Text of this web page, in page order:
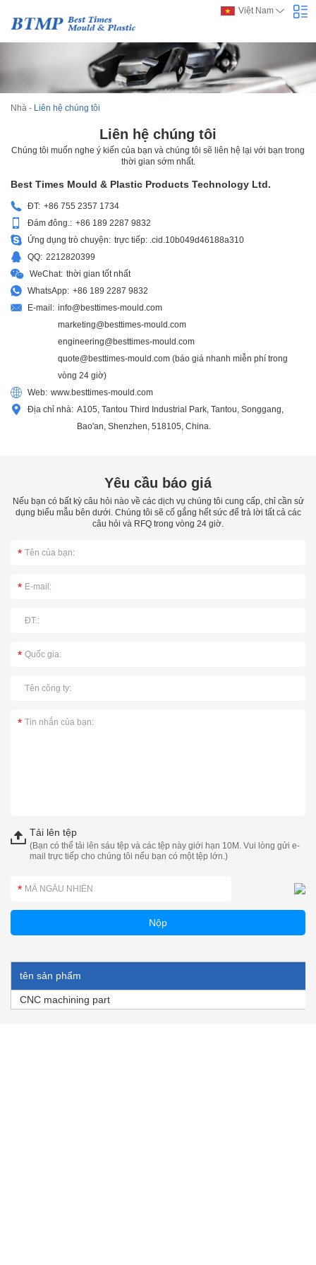
Việt Nam
Nhà - Liên hệ chúng tôi
Liên hệ chúng tôi
Chúng tôi muốn nghe ý kiến của bạn và chúng tôi sẽ liên hệ lại với bạn trong
thời gian sớm nhất.
Best Times Mould & Plastic Products Technology Ltd.
ĐT: +86 755 2357 1734
Đám đông.: +86 189 2287 9832
Ứng dụng trò chuyện: trực tiếp: .cid.10b049d46188a310
QQ: 2212820399
WeChat: thời gian tốt nhất
WhatsApp: +86 189 2287 9832
E-mail: info@besttimes-mould.com
marketing@besttimes-mould.com
engineering@besttimes-mould.com
quote@besttimes-mould.com (báo giá nhanh miễn phí trong
vòng 24 giờ)
Web: www.besttimes-mould.com
Địa chỉ nhà: A105, Tantou Third Industrial Park, Tantou, Songgang,
Bao'an, Shenzhen, 518105, China.
Yêu cầu báo giá
Nếu bạn có bất kỳ câu hỏi nào về các dịch vụ chúng tôi cung cấp, chỉ cần sử
dụng biểu mẫu bên dưới. Chúng tôi sẽ cố gắng hết sức để trả lời tất cả các
câu hỏi và RFQ trong vòng 24 giờ.
Tải lên tệp
(Bạn có thể tải lên sáu tệp và các tệp này giới hạn 10M. Vui lòng gửi e-
mail trực tiếp cho chúng tôi nếu bạn có một tệp lớn.)
tên sản phẩm
CNC machining part